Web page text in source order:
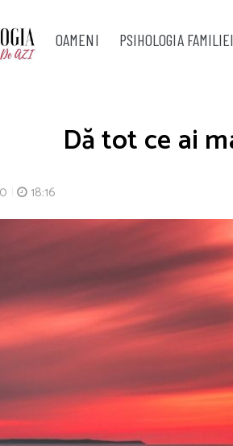
OAMENI PSIHOLOGIA FAMILIEI
Dă tot ce ai
18:16